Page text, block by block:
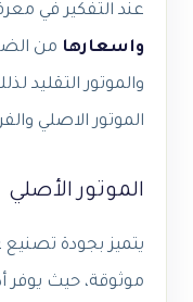
عند التفكير في
واسعارها من
والموتور التقليد
الموتور الاصلي
الموتور الأصلي
يتميز بجودة تصنيع
موثوقة، حيث يوفر